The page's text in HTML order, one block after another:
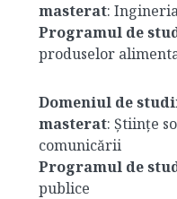
masterat:
Programul de
produselor
Domeniul de
masterat: Științe
comunicării
Programul de
publice